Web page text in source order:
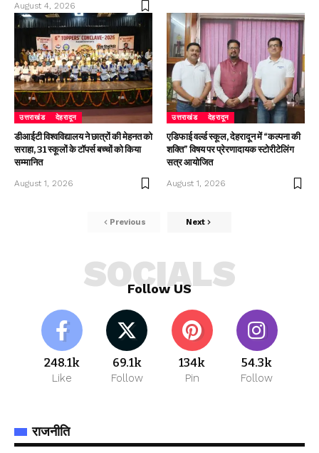
August 4, 2026
उत्तराखंड देहरादून
डीआईटी विश्वविद्यालय ने छात्रों की मेहनत को
सराहा, 31 स्कूलों के टॉपर्स बच्चों को किया
सम्मानित
August 1, 2026
उत्तराखंड देहरादून
एडिफाई वर्ल्ड स्कूल, देहरादून में “कल्पना की
शक्ति” विषय पर प्रेरणादायक स्टोरीटेलिंग
सत्र आयोजित
August 1, 2026
Previous Next
Follow US
SOCIALS
248.1k
Like
69.1k
Follow
134k
Pin
54.3k
Follow
राजनीति